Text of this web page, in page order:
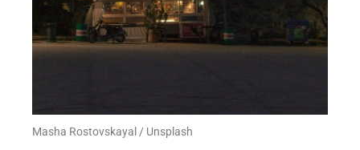
Masha Rostovskayal / Unsplash